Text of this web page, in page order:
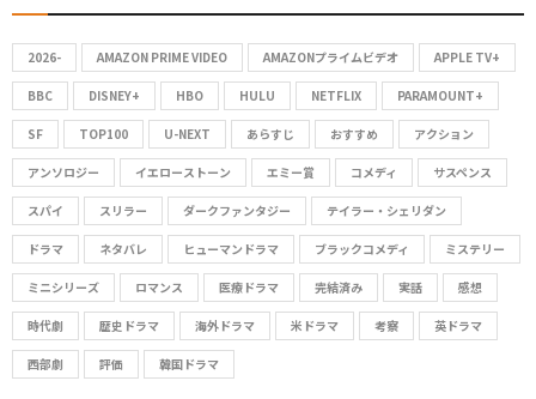
f
r
:
R
2026- AMAZON PRIME VIDEO AMAZONプライムビデオ APPLE TV+
BBC DISNEY+ HBO HULU NETFLIX PARAMOUNT+
SF TOP100 U-NEXT あらすじ おすすめ アクション
アンソロジー イエローストーン エミー賞 コメディ サスペンス
スパイ スリラー ダークファンタジー テイラー・シェリダン
ドラマ ネタバレ ヒューマンドラマ ブラックコメディ ミステリー
ミニシリーズ ロマンス 医療ドラマ 完結済み 実話 感想
時代劇 歴史ドラマ 海外ドラマ 米ドラマ 考察 英ドラマ
西部劇 評価 韓国ドラマ